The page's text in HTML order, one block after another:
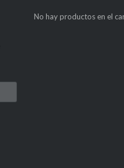
No hay productos en el